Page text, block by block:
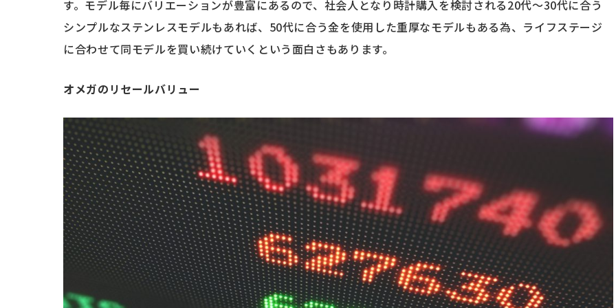
す。モデル毎にバリエーションが豊富にあるので、社会人となり時計購入を検討される20代～30代に合う
シンプルなステンレスモデルもあれば、50代に合う金を使用した重厚なモデルもある為、ライフステージ
に合わせて同モデルを買い続けていくという面白さもあります。
オメガのリセールバリュー